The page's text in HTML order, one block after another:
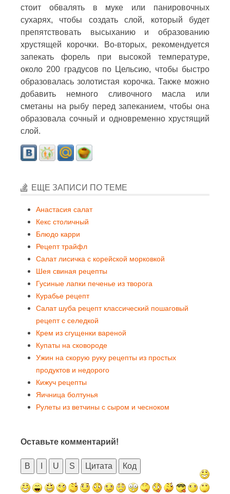
стоит обвалять в муке или панировочных
сухарях, чтобы создать слой, который будет
препятствовать высыханию и образованию
хрустящей корочки. Во-вторых, рекомендуется
запекать форель при высокой температуре,
около 200 градусов по Цельсию, чтобы быстро
образовалась золотистая корочка. Также можно
добавить немного сливочного масла или
сметаны на рыбу перед запеканием, чтобы она
образовала сочный и одновременно хрустящий
слой.
ЕЩЕ ЗАПИСИ ПО ТЕМЕ
Анастасия салат
Кекс столичный
Блюдо карри
Рецепт трайфл
Салат лисичка с корейской морковкой
Шея свиная рецепты
Гусиные лапки печенье из творога
Курабье рецепт
Салат шуба рецепт классический пошаговый
рецепт с селедкой
Крем из сгущенки вареной
Купаты на сковороде
Ужин на скорую руку рецепты из простых
продуктов и недорого
Кижуч рецепты
Яичница болтунья
Рулеты из ветчины с сыром и чесноком
Оставьте комментарий!
B U S Цитата Код